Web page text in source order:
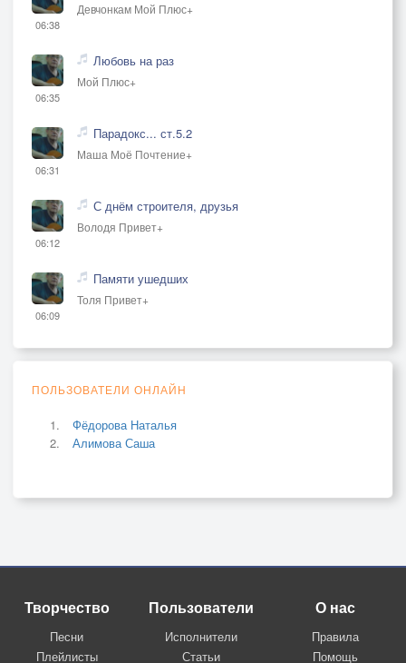
06:38
Девчонкам Мой Плюс+
06:35
Любовь на раз
Мой Плюс+
06:31
Парадокс... ст.5.2
Маша Моё Почтение+
06:12
С днём строителя, друзья
Володя Привет+
06:09
Памяти ушедших
Толя Привет+
ПОЛЬЗОВАТЕЛИ ОНЛАЙН
Фёдорова Наталья
Алимова Саша
Творчество
Песни
Плейлисты
Пользователи
Исполнители
Статьи
О нас
Правила
Помощь